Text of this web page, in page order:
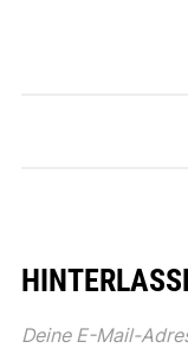
Deine E-Mail-